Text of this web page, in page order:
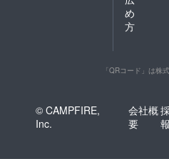
め
方
「QRコード」は株
© CAMPFIRE,
Inc.
会社概
要
報